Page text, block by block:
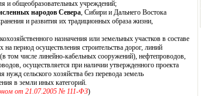
и общеобразовательных учреждений;
народов Севера, Сибири и Дальнего Востока
и развития их традиционных образа жизни,
назначения или земельных участков в составе
на период осуществления строительства дорог, линий
том числе линейно-кабельных сооружений), нефтепроводов,
осуществляется при наличии утвержденного проекта
нужд сельского хозяйства без перевода земель
в земли иных категорий.
от 21.07.2005 № 111-ФЗ)